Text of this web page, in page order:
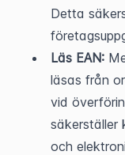
Detta
Läs EAN:
läsas från
vid
säkerställer
och